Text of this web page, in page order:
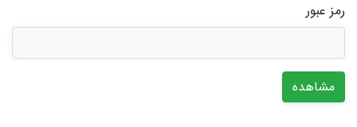
رمز عبور
مشاهده